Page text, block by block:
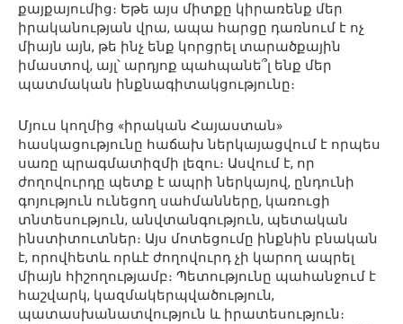
քայքայումից։ Եթե այս միտքը կիրառենք մեր
իրականության վրա, ապա հարցը դառնում է ոչ
միայն այն, թե ինչ ենք կորցրել տարածքային
իմաստով, այլ՝ արդյոք պահպանե՞լ ենք մեր
պատմական ինքնագիտակցությունը։
Մյուս կողմից «իրական Հայաստան»
հասկացությունը հաճախ ներկայացվում է որպես
սառը պրագմատիզմի լեզու։ Ասվում է, որ
ժողովուրդը պետք է ապրի ներկայով, ընդունի
գոյություն ունեցող սահմանները, կառուցի
տնտեսություն, անվտանգություն, պետական
ինստիտուտներ։ Այս մոտեցումը ինքնին բնական
է, որովհետև որևէ ժողովուրդ չի կարող ապրել
միայն հիշողությամբ։ Պետությունը պահանջում է
հաշվարկ, կազմակերպվածություն,
պատասխանատվություն և իրատեսություն։